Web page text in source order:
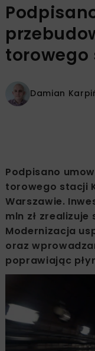
Damian
Podpisano
torowego stacji
Warszawie.
mln zł zrealizuje
Modernizacja
oraz
poprawiając